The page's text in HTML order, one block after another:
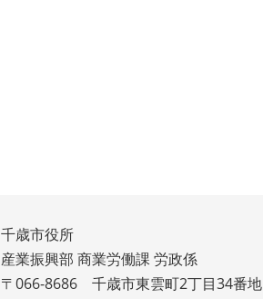
千歳市役所
産業振興部 商業労働課 労政係
〒066-8686 千歳市東雲町2丁目34番地